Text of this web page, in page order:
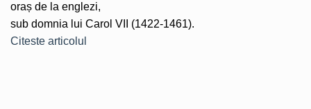
oraș de la englezi,
sub domnia lui Carol VII (1422-1461).
Citeste articolul